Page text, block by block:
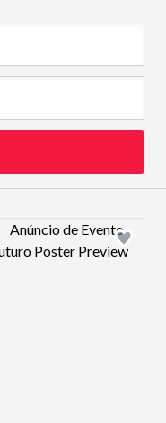
Design preview